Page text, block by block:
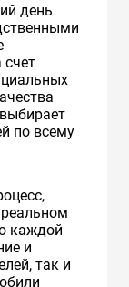
день
счет
по всему
каждой
и
так и